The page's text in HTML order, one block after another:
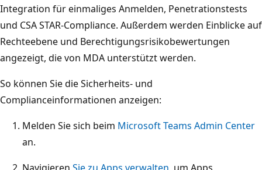
Integration für einmaliges Anmelden, Penetrationstests
und CSA STAR-Compliance. Außerdem werden Einblicke auf
Rechteebene und Berechtigungsrisikobewertungen
angezeigt, die von MDA unterstützt werden.
So können Sie die Sicherheits- und
Complianceinformationen anzeigen:
Melden Sie sich beim Microsoft Teams Admin Center
an.